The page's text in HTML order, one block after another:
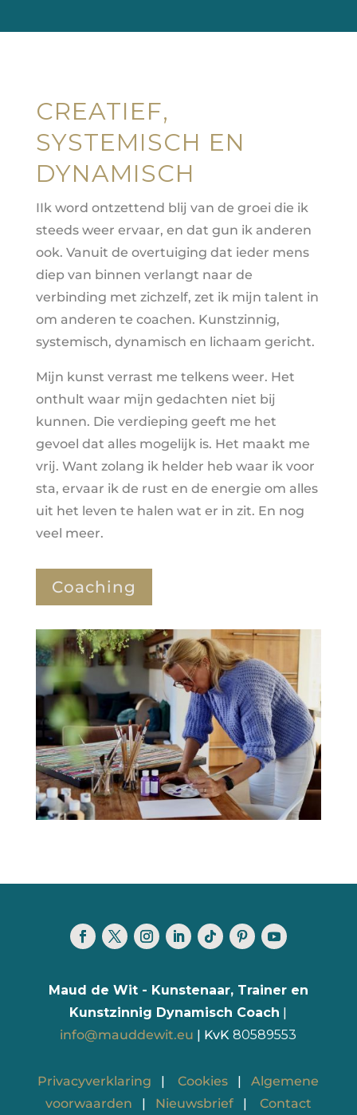
CREATIEF,
SYSTEMISCH EN
DYNAMISCH
IIk word ontzettend blij van de groei die ik
steeds weer ervaar, en dat gun ik anderen
ook. Vanuit de overtuiging dat ieder mens
diep van binnen verlangt naar de
verbinding met zichzelf, zet ik mijn talent in
om anderen te coachen. Kunstzinnig,
systemisch, dynamisch en lichaam gericht.
Mijn kunst verrast me telkens weer. Het
onthult waar mijn gedachten niet bij
kunnen. Die verdieping geeft me het
gevoel dat alles mogelijk is. Het maakt me
vrij. Want zolang ik helder heb waar ik voor
sta, ervaar ik de rust en de energie om alles
uit het leven te halen wat er in zit. En nog
veel meer.
Coaching
Maud de Wit - Kunstenaar, Trainer en
Kunstzinnig Dynamisch Coach |
info@mauddewit.eu | KvK80589553
Privacyverklaring |Cookies |Algemene
voorwaarden | Nieuwsbrief| Contact